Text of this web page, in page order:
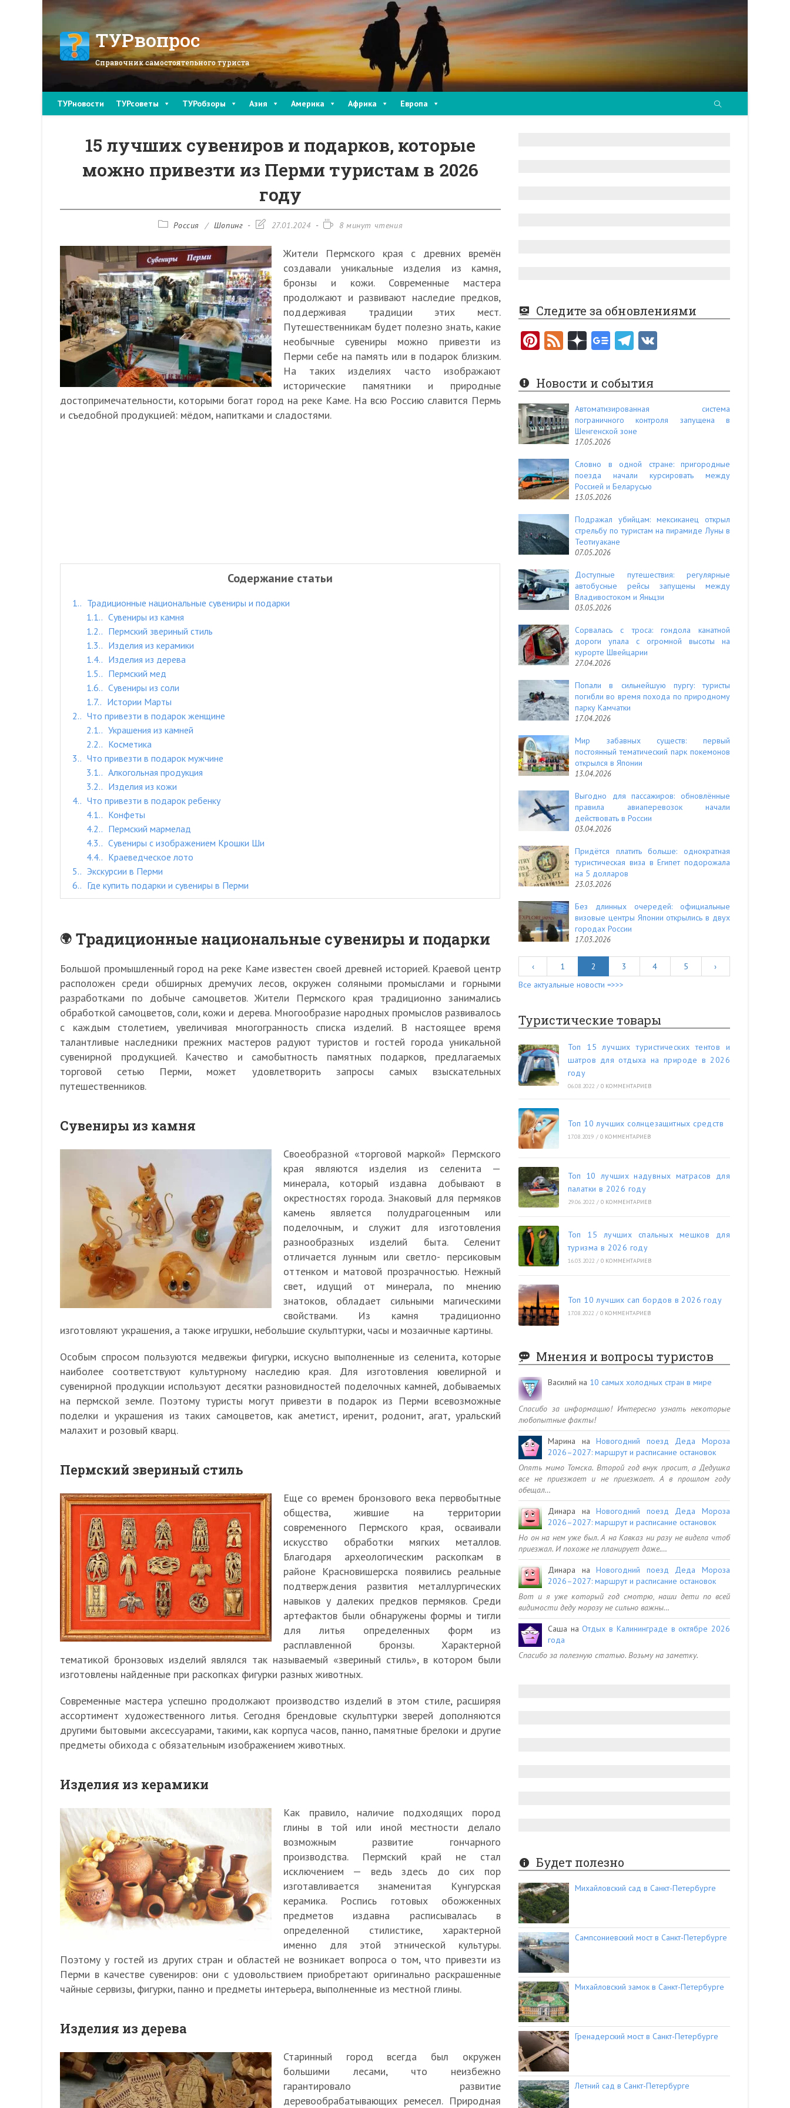
ТУРвопрос
Справочник самостоятельного туриста
ТУРновости ТУРсоветы ТУРобзоры Азия Америка Африка Европа
15 лучших сувениров и подарков, которые
можно привезти из Перми туристам в 2026
году
Рубрика
Россия / Шопинг
Запись27.01.2024
Время8 минут чтения
Жители Пермского края с древних времён
создавали уникальные изделия из камня,
бронзы и кожи. Современные мастера
продолжают и развивают наследие предков,
поддерживая традиции этих мест.
Путешественникам будет полезно знать, какие
необычные сувениры можно привезти из
Перми себе на память или в подарок близким.
На таких изделиях часто изображают
исторические памятники и природные
достопримечательности, которыми богат город на реке Каме. На всю Россию славится Пермь
и съедобной продукцией: мёдом, напитками и сладостями.
Содержание статьи
1.
Традиционные национальные сувениры и подарки
1.1.
Сувениры из камня
1.2.
Пермский звериный стиль
1.3.
Изделия из керамики
1.4.
Изделия из дерева
1.5.
Пермский мед
1.6.
Сувениры из соли
1.7.
Истории Марты
2.
Что привезти в подарок женщине
2.1.
Украшения из камней
2.2.
Косметика
3.
Что привезти в подарок мужчине
3.1.
Алкогольная продукция
3.2.
Изделия из кожи
4.
Что привезти в подарок ребенку
4.1.
Конфеты
4.2.
Пермский мармелад
4.3.
Сувениры с изображением Крошки Ши
4.4.
Краеведческое лото
5.
Экскурсии в Перми
6.
Где купить подарки и сувениры в Перми
Традиционные национальные сувениры и подарки
Большой промышленный город на реке Каме известен своей древней историей. Краевой центр
расположен среди обширных дремучих лесов, окружен соляными промыслами и горными
разработками по добыче самоцветов. Жители Пермского края традиционно занимались
обработкой самоцветов, соли, кожи и дерева. Многообразие народных промыслов развивалось
с каждым столетием, увеличивая многогранность списка изделий. В настоящее время
талантливые наследники прежних мастеров радуют туристов и гостей города уникальной
сувенирной продукцией. Качество и самобытность памятных подарков, предлагаемых
торговой сетью Перми, может удовлетворить запросы самых взыскательных
путешественников.
Сувениры из камня
Своеобразной «торговой маркой» Пермского
края являются изделия из селенита —
минерала, который издавна добывают в
окрестностях города. Знаковый для пермяков
камень является полудрагоценным или
поделочным, и служит для изготовления
разнообразных изделий быта. Селенит
отличается лунным или светло- персиковым
оттенком и матовой прозрачностью. Нежный
свет, идущий от минерала, по мнению
знатоков, обладает сильными магическими
свойствами. Из камня традиционно
изготовляют украшения, а также игрушки, небольшие скульптурки, часы и мозаичные картины.
Особым спросом пользуются медвежьи фигурки, искусно выполненные из селенита, которые
наиболее соответствуют культурному наследию края. Для изготовления ювелирной и
сувенирной продукции используют десятки разновидностей поделочных камней, добываемых
на пермской земле. Поэтому туристы могут привезти в подарок из Перми всевозможные
поделки и украшения из таких самоцветов, как аметист, иренит, родонит, агат, уральский
малахит и розовый кварц.
Пермский звериный стиль
Еще со времен бронзового века первобытные
общества, жившие на территории
современного Пермского края, осваивали
искусство обработки мягких металлов.
Благодаря археологическим раскопкам в
районе Красновишерска появились реальные
подтверждения развития металлургических
навыков у далеких предков пермяков. Среди
артефактов были обнаружены формы и тигли
для литья определенных форм из
расплавленной бронзы. Характерной
тематикой бронзовых изделий являлся так называемый «звериный стиль», в котором были
изготовлены найденные при раскопках фигурки разных животных.
Современные мастера успешно продолжают производство изделий в этом стиле, расширяя
ассортимент художественного литья. Сегодня брендовые скульптурки зверей дополняются
другими бытовыми аксессуарами, такими, как корпуса часов, панно, памятные брелоки и другие
предметы обихода с обязательным изображением животных.
Изделия из керамики
Как правило, наличие подходящих пород
глины в той или иной местности делало
возможным развитие гончарного
производства. Пермский край не стал
исключением — ведь здесь до сих пор
изготавливается знаменитая Кунгурская
керамика. Роспись готовых обожженных
предметов издавна расписывалась в
определенной стилистике, характерной
именно для этой этнической культуры.
Поэтому у гостей из других стран и областей не возникает вопроса о том, что привезти из
Перми в качестве сувениров: они с удовольствием приобретают оригинально раскрашенные
чайные сервизы, фигурки, панно и предметы интерьера, выполненные из местной глины.
Изделия из дерева
Старинный город всегда был окружен
большими лесами, что неизбежно
гарантировало развитие
деревообрабатывающих ремесел. Природная
Следите за обновлениями
Pi
er
es
t
F
e
d
Новости и события
Автоматизированная система
пограничного контроля запущена в
Шенгенской зоне
17.05.2026
Словно в одной стране: пригородные
поезда начали курсировать между
Россией и Беларусью
13.05.2026
Подражал убийцам: мексиканец открыл
стрельбу по туристам на пирамиде Луны в
Теотиуакане
07.05.2026
Доступные путешествия: регулярные
автобусные рейсы запущены между
Владивостоком и Яньцзи
03.05.2026
Сорвалась с троса: гондола канатной
дороги упала с огромной высоты на
курорте Швейцарии
27.04.2026
Попали в сильнейшую пургу: туристы
погибли во время похода по природному
парку Камчатки
17.04.2026
Мир забавных существ: первый
постоянный тематический парк покемонов
открылся в Японии
13.04.2026
Выгодно для пассажиров: обновлённые
правила авиаперевозок начали
действовать в России
03.04.2026
Придётся платить больше: однократная
туристическая виза в Египет подорожала
на 5 долларов
23.03.2026
Без длинных очередей: официальные
визовые центры Японии открылись в двух
городах России
17.03.2026
‹ 1 2 3 4 5
›
Все актуальные новости =>>>
Туристические товары
Топ 15 лучших туристических тентов и
шатров для отдыха на природе в 2026
году
06.08.2022 / 0 КОММЕНТАРИЕВ
Топ 10 лучших солнцезащитных средств
17.08.2019 / 0 КОММЕНТАРИЕВ
Топ 10 лучших надувных матрасов для
палатки в 2026 году
29.06.2022 / 0 КОММЕНТАРИЕВ
Топ 15 лучших спальных мешков для
туризма в 2026 году
16.03.2022 / 0 КОММЕНТАРИЕВ
Топ 10 лучших сап бордов в 2026 году
17.08.2022 / 0 КОММЕНТАРИЕВ
Мнения и вопросы туристов
Василий на 10 самых холодных стран в мире
Спасибо за информацию! Интересно узнать некоторые
любопытные факты!
Марина наНовогодний поезд Деда Мороза
2026–2027: маршрут и расписание остановок
Опять мимо Томска. Второй год внук просит, а Дедушка
все не приезжает и не приезжает. А в прошлом году
обещал…
Динара наНовогодний поезд Деда Мороза
2026–2027: маршрут и расписание остановок
Но он на нем уже был. А на Кавказ ни разу не видела чтоб
приезжал. И похоже не планирует даже.…
Динара наНовогодний поезд Деда Мороза
2026–2027: маршрут и расписание остановок
Вот и я уже который год смотрю, наши дети по всей
видимости деду морозу не сильно важны…
Саша наОтдых в Калининграде в октябре 2026
года
Спасибо за полезную статью. Возьму на заметку.
Будет полезно
Михайловский сад в Санкт-Петербурге
Сампсониевский мост в Санкт-Петербурге
Михайловский замок в Санкт-Петербурге
Гренадерский мост в Санкт-Петербурге
Летний сад в Санкт-Петербурге